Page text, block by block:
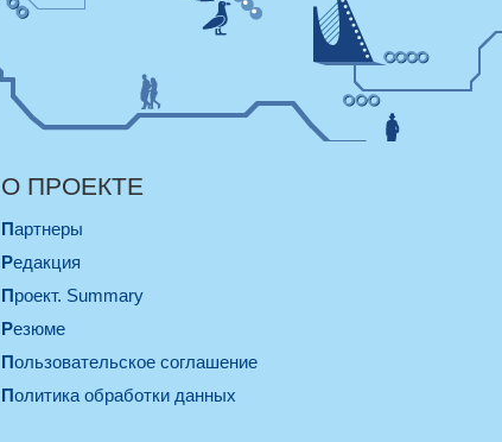
О ПРОЕКТЕ
Партнеры
Редакция
Проект. Summary
Резюме
Пользовательское соглашение
Политика обработки данных